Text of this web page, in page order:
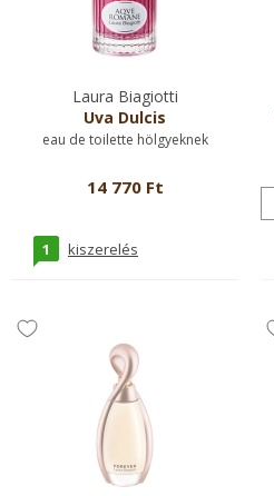
Laura Biagiotti
Uva Dulcis
eau de toilette hölgyeknek
14 770 Ft
1 kiszerelés